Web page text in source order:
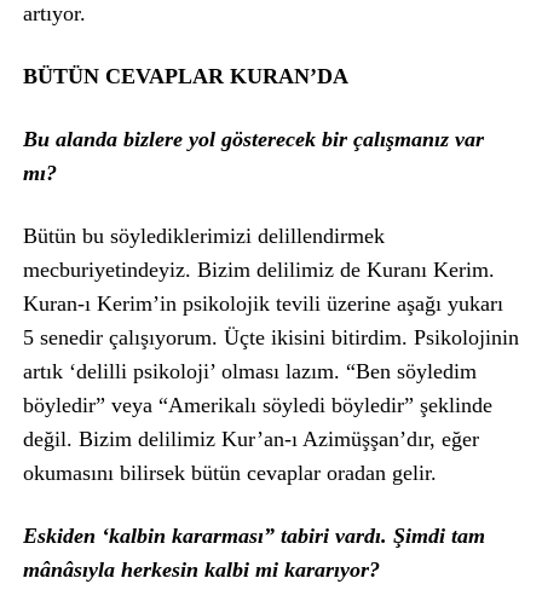
artıyor.
BÜTÜN CEVAPLAR KURAN’DA
Bu alanda bizlere yol gösterecek bir çalışmanız var
mı?
Bütün bu söylediklerimizi delillendirmek
mecburiyetindeyiz. Bizim delilimiz de Kuranı Kerim.
Kuran-ı Kerim’in psikolojik tevili üzerine aşağı yukarı
5 senedir çalışıyorum. Üçte ikisini bitirdim. Psikolojinin
artık ‘delilli psikoloji’ olması lazım. “Ben söyledim
böyledir” veya “Amerikalı söyledi böyledir” şeklinde
değil. Bizim delilimiz Kur’an-ı Azimüşşan’dır, eğer
okumasını bilirsek bütün cevaplar oradan gelir.
Eskiden ‘kalbin kararması” tabiri vardı. Şimdi tam
mânâsıyla herkesin kalbi mi kararıyor?